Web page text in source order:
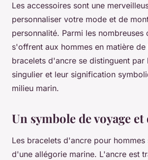
Les accessoires sont une
personnaliser votre mode et de
personnalité. Parmi les nombreuses
s'offrent aux hommes en matière
bracelets d'ancre se distinguent par
singulier et leur signification
milieu marin.
Un symbole de voyage
Les bracelets d'ancre pour
d'une allégorie marine. L'ancre est